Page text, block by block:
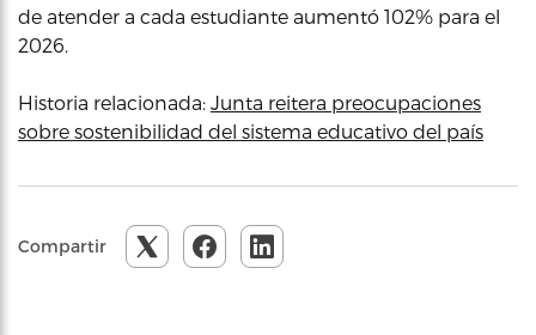
de atender a cada estudiante aumentó 102% para el
2026.
Historia relacionada: Junta reitera preocupaciones
sobre sostenibilidad del sistema educativo del país
Compartir